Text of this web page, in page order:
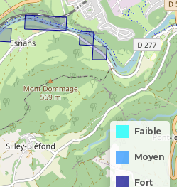
Faible
Moyen
Fort